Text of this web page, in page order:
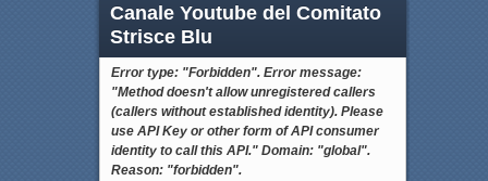
Canale Youtube del Comitato
Strisce Blu
Error type: "Forbidden". Error message:
"Method doesn't allow unregistered callers
(callers without established identity). Please
use API Key or other form of API consumer
identity to call this API." Domain: "global".
Reason: "forbidden".